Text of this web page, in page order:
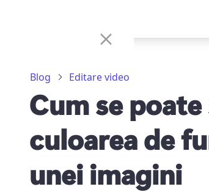
Blog Editare video
Cum se
culoarea de
unei imagini